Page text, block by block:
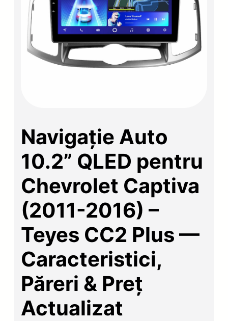
Navigație Auto
10.2” QLED pentru
Chevrolet Captiva
(2011-2016) –
Teyes CC2 Plus —
Caracteristici,
Păreri & Preț
Actualizat